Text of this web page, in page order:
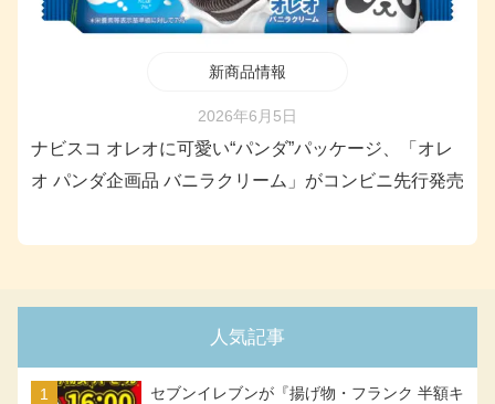
新商品情報
2026年6月5日
ナビスコ オレオに可愛い“パンダ”パッケージ、「オレ
オ パンダ企画品 バニラクリーム」がコンビニ先行発売
人気記事
セブンイレブンが『揚げ物・フランク 半額キ